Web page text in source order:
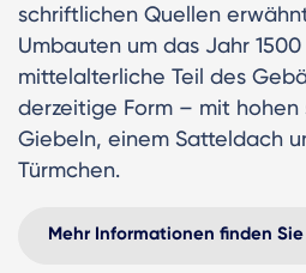
schriftlichen Quellen
Umbauten um das Jahr
mittelalterliche Teil des
derzeitige Form – mit
Giebeln, einem Satteldach
Türmchen.
Mehr Informationen finden